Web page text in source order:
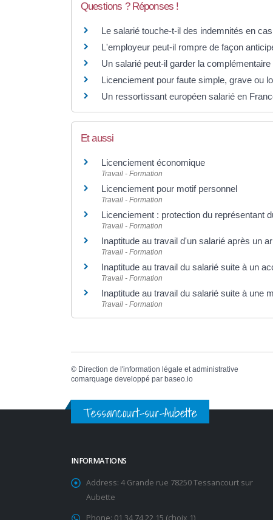
Questions ? Réponses !
Le salarié touche-t-il des indemnités en
L'employeur peut-il rompre de façon
Un salarié peut-il garder la
Licenciement pour faute simple, grave ou
Un ressortissant européen salarié en
Et aussi
Licenciement économique
Travail - Formation
Licenciement pour motif personnel
Travail - Formation
Licenciement : protection du représentant
Travail - Formation
Inaptitude au travail d'un salarié après un
Travail - Formation
Inaptitude au travail du salarié suite à un
Travail - Formation
Inaptitude au travail du salarié suite à une
Travail - Formation
© Direction de l'information légale et administrative
comarquage developpé par baseo.io
Tessancourt-sur-Aubette
INFORMATIONS
Address: 4 Grande rue 78250 Tessancourt sur
Aubette